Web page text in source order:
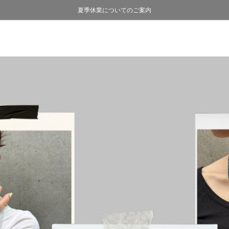
採用のご案内
熊本県熊本地方を震源とする地震の影響について
夏季休業についてのご案内
購入証明書ペーパーレス化のお知らせ
採用のご案内
熊本県熊本地方を震源とする地震の影響について